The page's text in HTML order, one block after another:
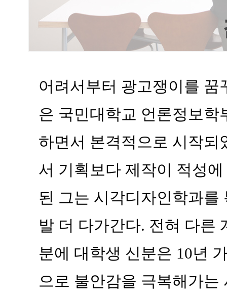
어려서부터 광고쟁이를 꿈
은 국민대학교 언론정보학
하면서 본격적으로 시작되
서 기획보다 제작이 적성
된 그는 시각디자인학과를
발 더 다가간다. 전혀 다른
분에 대학생 신분은 10년
으로 불안감을 극복해가는